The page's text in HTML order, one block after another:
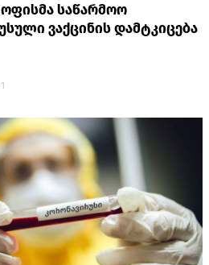
საწარმოო
ვაქცინის დამტკიცება